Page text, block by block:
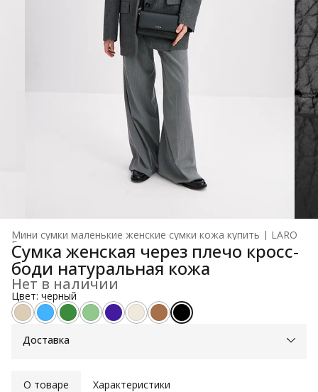
Мини сумки маленькие женские сумки кожа купить | LARO
Главная
Сумка женская через плечо кросс-
боди натуральная кожа
Нет в наличии
Цвет: черный
Доставка
О товаре Характеристики